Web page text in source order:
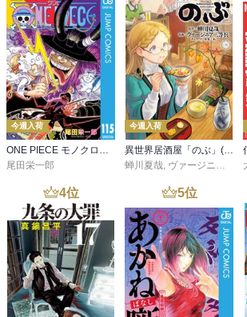
今週入荷
ONE PIECE モノクロ版 115
尾田栄一郎
今週入荷
異世界居酒屋「のぶ」(22)
蝉川夏哉, ヴァージニア二等兵
4位 5位